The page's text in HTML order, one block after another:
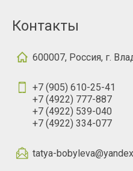
Контакты
600007, Россия, г.
+7 (905) 610-25-41
+7 (4922) 777-887
+7 (4922) 539-040
+7 (4922) 334-077
tatya-